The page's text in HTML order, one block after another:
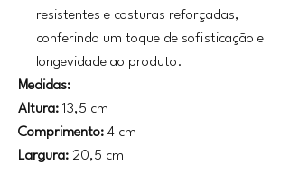
resistentes e costuras reforçadas,
conferindo um toque de sofisticação e
longevidade ao produto.
Medidas:
Altura: 13,5 cm
Comprimento: 4 cm
Largura: 20,5 cm